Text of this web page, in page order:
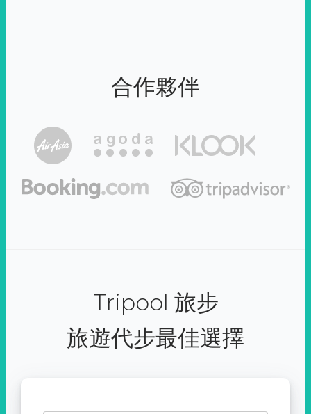
合作夥伴
Tripool 旅步
旅遊代步最佳選擇